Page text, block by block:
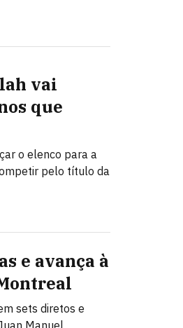
vai
que
o elenco para a
pelo título da
e avança à
sets diretos e
Manuel